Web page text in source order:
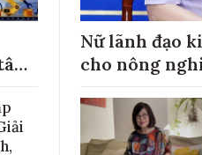
Nữ lãnh đạo
cho nông